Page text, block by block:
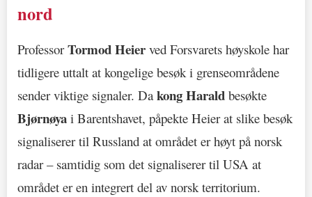
nord
ProfessorTormod Heier ved Forsvarets høyskole har
tidligere uttalt at kongelige besøk i grenseområdene
sender viktige signaler. Dakong Harald besøkte
Bjørnøya i Barentshavet, påpekte Heier at slike besøk
signaliserer til Russland at området er høyt på norsk
radar – samtidig som det signaliserer til USA at
området er en integrert del av norsk territorium.